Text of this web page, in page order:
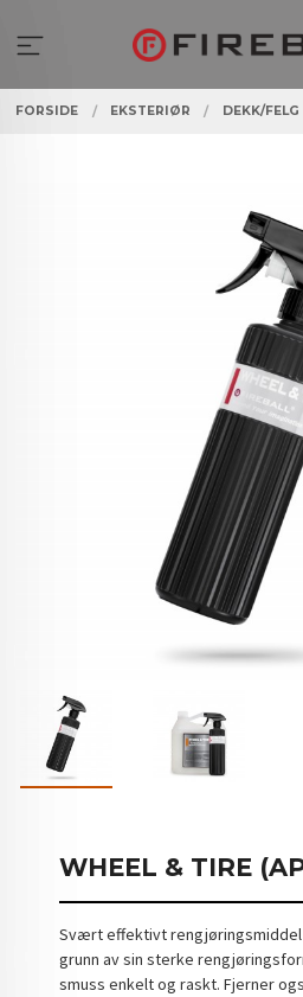
innholdet
FORSIDE EKSTERIØR DEKK/FELG
WHEEL & TIRE
Svært effektivt rengjøringsmiddel
grunn av sin sterke
smuss enkelt og raskt. Fjerner